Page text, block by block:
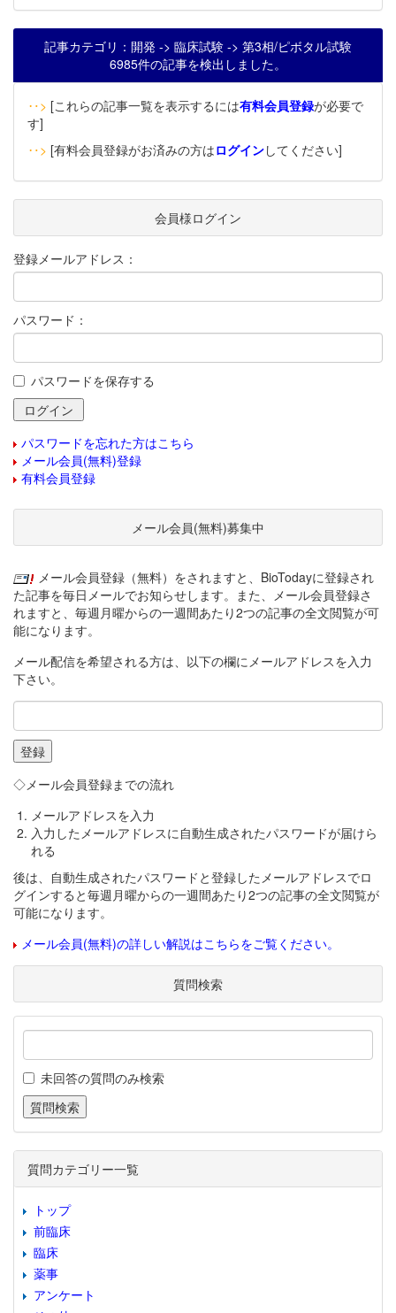
記事カテゴリ：開発 -> 臨床試験 -> 第3相/ピボタル試験
6985件の記事を検出しました。
‥> [これらの記事一覧を表示するには有料会員登録が必要で
す]
‥> [有料会員登録がお済みの方はログインしてください]
会員様ログイン
登録メールアドレス：
パスワード：
パスワードを保存する
パスワードを忘れた方はこちら
メール会員(無料)登録
有料会員登録
メール会員(無料)募集中
メール会員登録（無料）をされますと、BioTodayに登録され
た記事を毎日メールでお知らせします。また、メール会員登録さ
れますと、毎週月曜からの一週間あたり2つの記事の全文閲覧が可
能になります。
メール配信を希望される方は、以下の欄にメールアドレスを入力
下さい。
◇メール会員登録までの流れ
メールアドレスを入力
入力したメールアドレスに自動生成されたパスワードが届けら
れる
後は、自動生成されたパスワードと登録したメールアドレスでロ
グインすると毎週月曜からの一週間あたり2つの記事の全文閲覧が
可能になります。
メール会員(無料)の詳しい解説はこちらをご覧ください。
質問検索
未回答の質問のみ検索
質問カテゴリー一覧
トップ
前臨床
臨床
薬事
アンケート